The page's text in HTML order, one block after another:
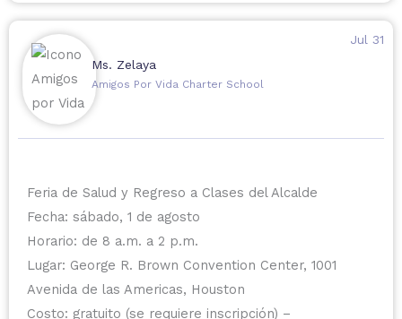
Ms. Zelaya
Jul 31
Amigos Por Vida Charter School
Feria de Salud y Regreso a Clases del Alcalde
Fecha: sábado, 1 de agosto
Horario: de 8 a.m. a 2 p.m.
Lugar: George R. Brown Convention Center, 1001
Avenida de las Americas, Houston
Costo: gratuito (se requiere inscripción) –